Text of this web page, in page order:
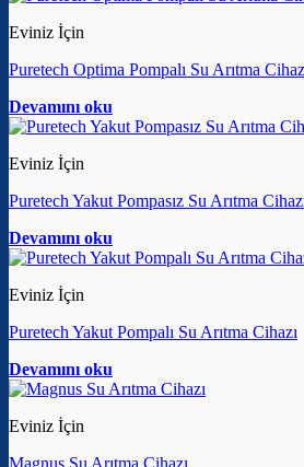
Eviniz İçin
Puretech Optima Pompalı Su Arıtma
Devamını oku
Eviniz İçin
Puretech Yakut Pompasız Su Arıtma
Devamını oku
Eviniz İçin
Puretech Yakut Pompalı Su Arıtma Cihazı
Devamını oku
Eviniz İçin